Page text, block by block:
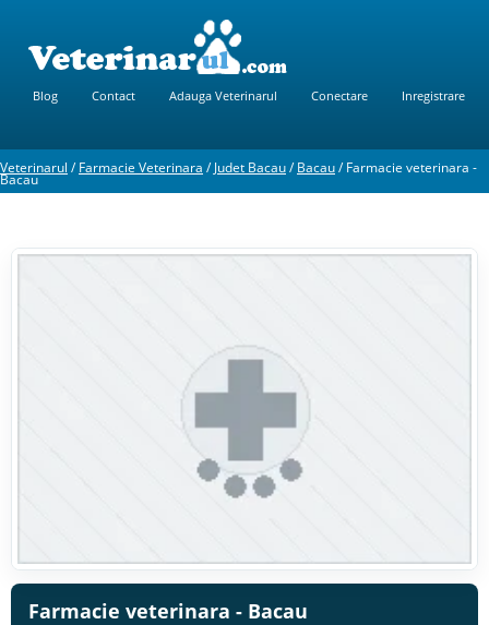
Blog Contact Adauga Veterinarul Conectare Inregistrare
Veterinarul /Farmacie Veterinara /Judet Bacau/Bacau/Farmacie veterinara -
Bacau
Farmacie veterinara - Bacau